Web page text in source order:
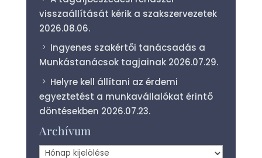
visszaállítását kérik a szakszervezetek
2026.08.06.
Ingyenes szakértői tanácsadás a
Munkástanácsok tagjainak 2026.07.29.
Helyre kell állítani az érdemi
egyeztetést a munkavállalókat érintő
döntésekben 2026.07.23.
Archívum
Archívum